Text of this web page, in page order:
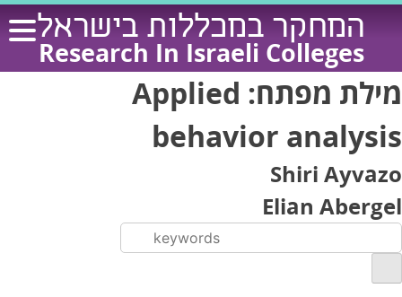
Skip
content
המחקר במכללות בישראל
Research In Israeli Colleges
מילת מפתח: Applied
behavior analysis
Shiri Ayvazo
Elian Abergel